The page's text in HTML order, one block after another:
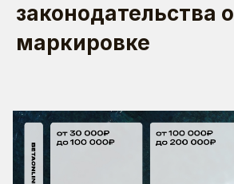
законодательства о
маркировке